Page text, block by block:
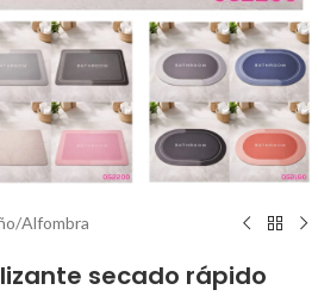
/Alfombra
secado rápido